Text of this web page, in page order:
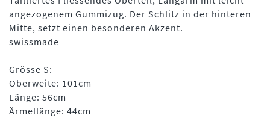
angezogenem Gummizug. Der Schlitz in der hinteren
Mitte, setzt einen besonderen Akzent.
swissmade
Grösse S:
Oberweite: 101cm
Länge: 56cm
Ärmellänge: 44cm